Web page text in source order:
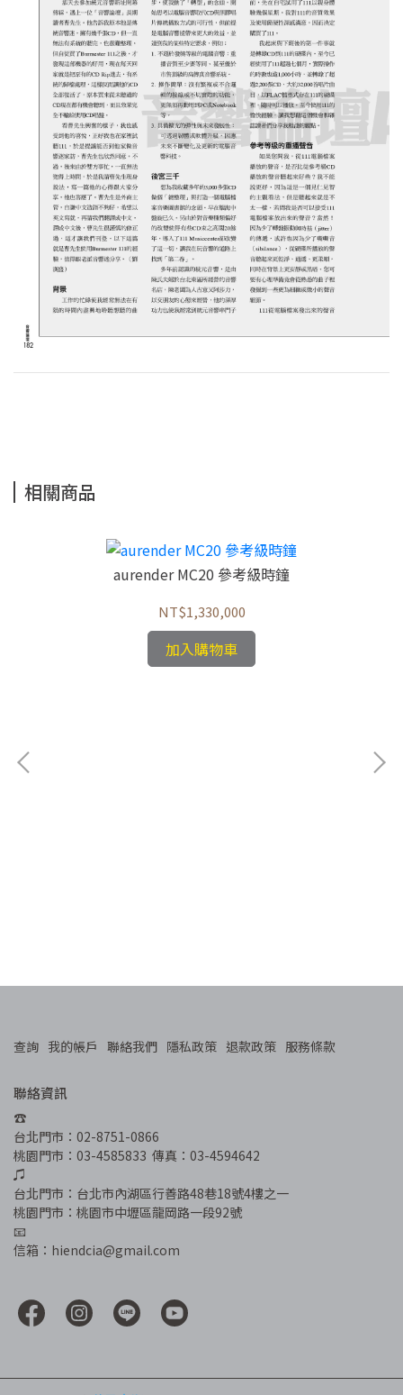
相關商品
aurender MC20 參考級時鐘
NT$1,330,000
加入購物車
查詢 我的帳戶 聯絡我們 隱私政策 退款政策 服務條款
聯絡資訊
☎︎
台北門市：02-8751-0866
桃園門市：03-4585833  傳真：03-4594642
♫
台北門市：台北市內湖區行善路48巷18號4樓之一
桃園門市：桃園市中壢區龍岡路一段92號
📧
信箱：hiendcia@gmail.com